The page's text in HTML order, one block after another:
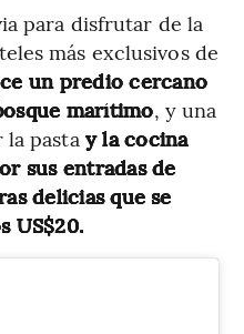
para disfrutar de la
más exclusivos de
un predio cercano
marítimo, y una
pasta y la cocina
sus entradas de
delicias que se
US$20.